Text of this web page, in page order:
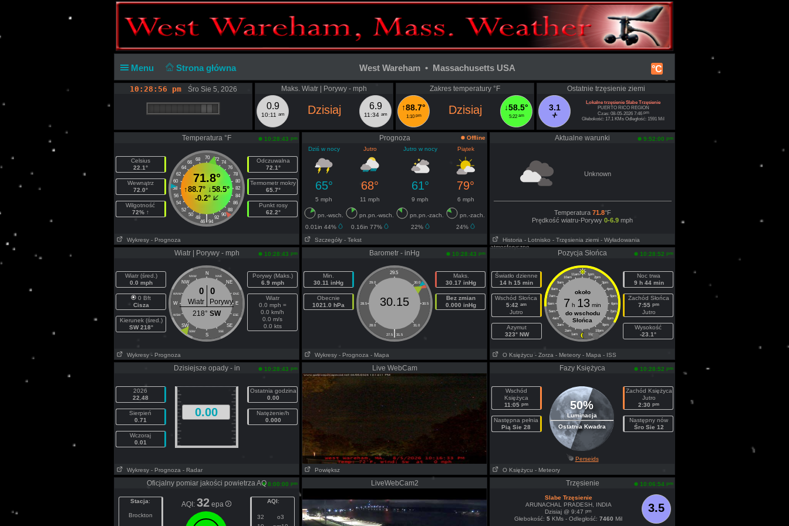
Menu Strona główna °C
West Wareham • Massachusetts USA
10:28:56 pm Śro Sie 5, 2026 Maks. Wiatr | Porywy - mph
0.9
10:11 am
6.9
11:34 am
Dzisiaj
Zakres temperatury °F
↑88.7°
1:10pm
↓58.5°
5:22 am
Dzisiaj
Ostatnie trzęsienie ziemi
3.1
Lokalne trzęsienie Slabe Trzęsienie
PUERTO RICO REGION
Czas: 08-05-2026 7:46 pm
Głebokość: 17.1 KMs Odległość: 1591 Mil
Temperatura °F 10:28:43 pm
Celsius
22.1°
Wewnątrz
72.0°
Wilgotność
72% ↑
70
68 72
66
74
64
76
62
78
60
80
58
82
56
84
54
86
52
88
50
90
48 92
|
46 94
71.8°
↑88.7° ↓58.5°
-0.2°
Odczuwalna
72.1°
Termometr mokry
65.7°
Punkt rosy
62.2°
Wykresy - Prognoza
Prognoza
Offline
Dziś w nocy
Jutro Jutro w nocy Piątek
65° 68° 61° 79°
5 mph 11 mph 9 mph 6 mph
pn.-wsch. pn.pn.-wsch. pn.pn.-zach.
pn.-zach.
0.01in 44%
0.16in 77% 22%
24%
Szczegóły - Tekst
Aktualne warunki 9:52:00 pm
Unknown
Temperatura 71.8°F
Prędkość wiatru-Porywy 0-6.9 mph
Historia - Lotnisko - Trzęsienia ziemi - Wyładowania
atmosferyczne
Wiatr | Porywy - mph 10:28:43 pm
Wiatr (śred.)
0.0 mph
0 Bft
Cisza
Kierunek (śred.)
SW 218°
N
NNW NNE
NW NE
WNW ENE
W E
WSW ESE
SW SE
SSW SSE
S
0 0
Wiatr
Porywy
218° SW
Porywy (Maks.)
6.9 mph
Wiatr
0.0 mph =
0.0 km/h
0.0 m/s
0.0 kts
Wykresy - Prognoza
Barometr - inHg 10:28:43 pm
Min.
30.11 inHg
Obecnie
1021.0 hPa
29.5
29.0 30.0
28.5 30.5
28.0 31.0
|
27.5 31.5
30.15
Maks.
30.17 inHg
Bez zmian
0.000 inHg
Wykresy - Prognoza - Mapa
Pozycja Słońca 10:28:52 pm
Światło dzienne
14 h 15 min
Wschód Słońca
5:42 am
Jutro
Azymut
323° NW
11am 1pm
10am 2pm
9am 3pm
8am 4pm
7am 5pm
6am 6pm
5am 7pm
4am 8pm
3am 9pm
2am 10pm
1am 11pm
około
7 h 13 min
do wschodu
Słońca
Noc trwa
9 h 44 min
Zachód Słońca
7:55 pm
Jutro
Wysokość
-23.1°
O Księżycu - Zorza - Meteory - Mapa - ISS
Dzisiejsze opady - in 10:28:43 pm
2026
22.48
Sierpień
0.71
Wczoraj
0.01
0.00
Ostatnia godzina
0.00
Natężenie/h
0.000
Wykresy - Prognoza - Radar
Live WebCam
Powiększ
Fazy Księżyca 10:28:52 pm
Wschód
Księżyca
11:05 pm
Następna pełnia
Pią Sie 28
50%
Luminacja
Ostatnia Kwadra
Zachód Księżyca
Jutro
2:30 pm
Następny nów
Śro Sie 12
Perseids
O Księżycu - Meteory
Oficjalny pomiar jakości powietrza AQ8:00:00 pm
Stacja:
Brockton
AQI: 32 epa AQI:
32
o3
LiveWebCam2 Trzęsienie 10:06:54 pm
3.5
Slabe Trzęsienie
ARUNACHAL PRADESH, INDIA
Dzisiaj @ 9:47 pm
Głebokość: 5 KMs - Odległość: 7460 Mil